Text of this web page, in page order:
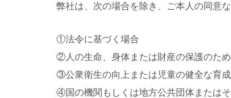
弊社は、次の場合を除き、ご本人の同意
①法令に基づく場合
②人の生命、身体または財産の保護のた
③公衆衛生の向上または児童の健全な育
④国の機関もしくは地方公共団体または